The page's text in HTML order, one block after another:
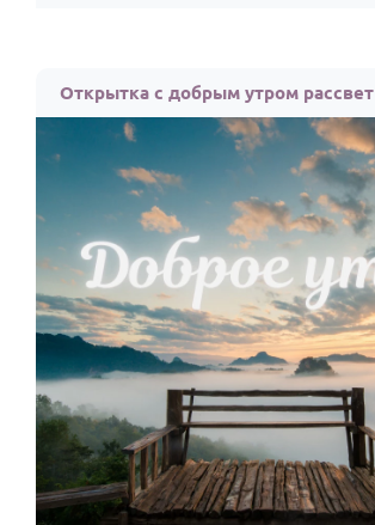
По именам
По годам
Открытка с добрым утром рассвет